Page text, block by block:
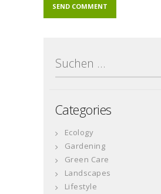
nach:
Categories
Ecology
Gardening
Green Care
Landscapes
Lifestyle